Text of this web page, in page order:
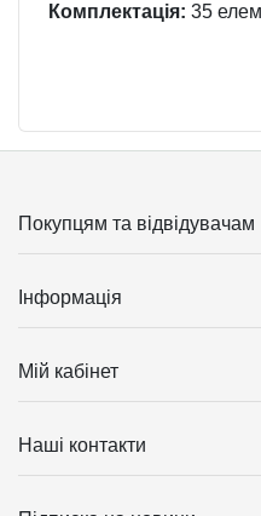
Комплектація: 35
Покупцям та відвідувачам
Інформація
Мій кабінет
Наші контакти